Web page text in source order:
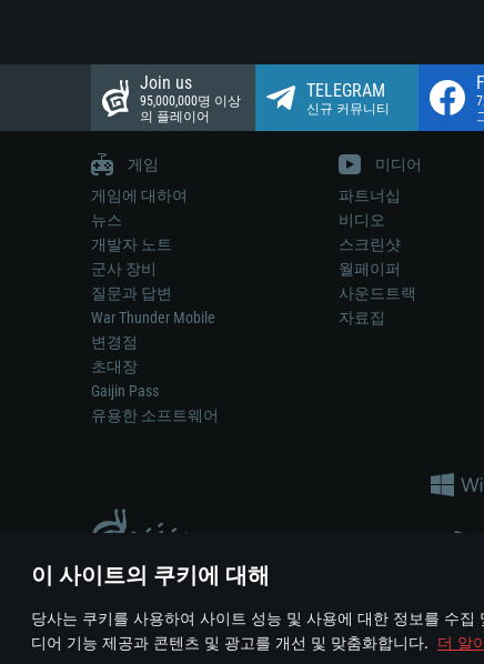
이 사이트의 쿠키에 대해
당사는 쿠키를 사용하여 사이트 성능 및 사용에 대한 정보를 수집
디어 기능 제공과 콘텐츠 및 광고를 개선 및 맞춤화합니다. 더 알
Join us
95,000,000명 이상
의 플레이어
TELEGRAM
신규 커뮤니티
게임
게임에 대하여
뉴스
개발자 노트
군사 장비
질문과 답변
War Thunder Mobile
변경점
초대장
Gaijin Pass
유용한 소프트웨어
미디어
파트너십
비디오
스크린샷
월페이퍼
사운드트랙
자료집
게임 에서 어떠한 현실의 무기나 차량을 묘사하는 것은
© 2011—2026 Gaijin Games Kft. All trademarks, logos and
이용 약관 이용 약관